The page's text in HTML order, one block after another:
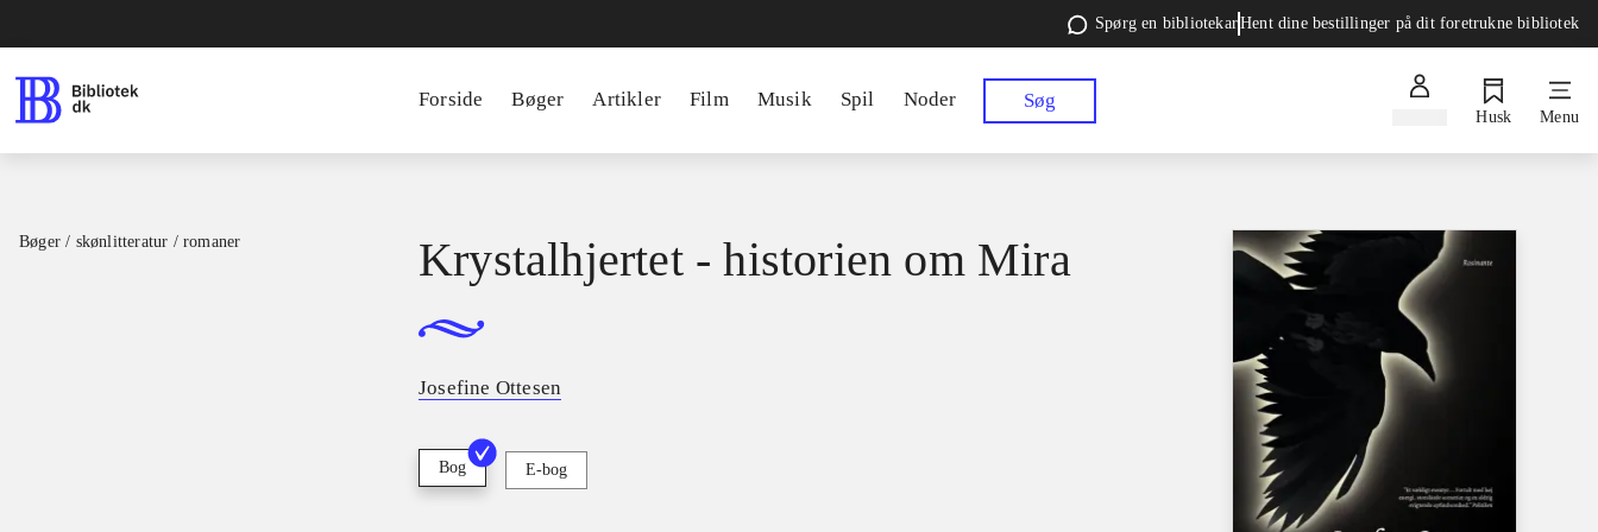
Spørg en bibliotekarHent dine bestillinger på dit foretrukne bibliotek
Forside Bøger Artikler Film Musik Spil Noder Søg
Husk Menu
Bøger / skønlitteratur / romaner Krystalhjertet - historien om Mira
Josefine Ottesen
Bog E-bog